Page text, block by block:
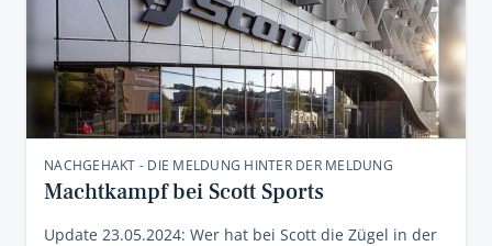
NACHGEHAKT - DIE MELDUNG HINTER DER MELDUNG
Machtkampf bei Scott Sports
Update 23.05.2024: Wer hat bei Scott die Zügel in der